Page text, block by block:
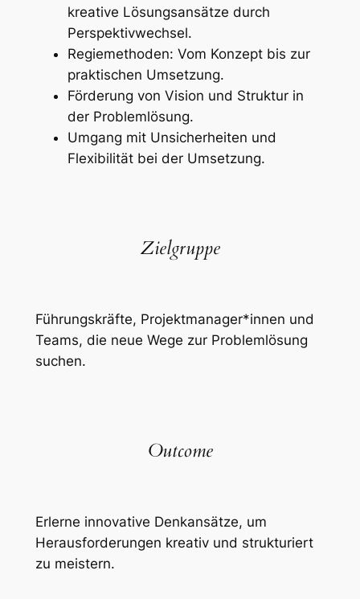
kreative Lösungsansätze durch
Perspektivwechsel.
Regiemethoden: Vom Konzept bis zur
praktischen Umsetzung.
Förderung von Vision und Struktur in
der Problemlösung.
Umgang mit Unsicherheiten und
Flexibilität bei der Umsetzung.
Zielgruppe
Führungskräfte, Projektmanager*innen und
Teams, die neue Wege zur Problemlösung
suchen.
Outcome
Erlerne innovative Denkansätze, um
Herausforderungen kreativ und strukturiert
zu meistern.